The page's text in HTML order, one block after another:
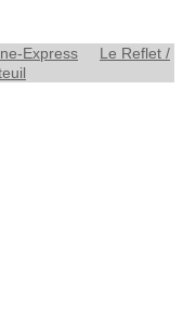
Express
Le Reflet /